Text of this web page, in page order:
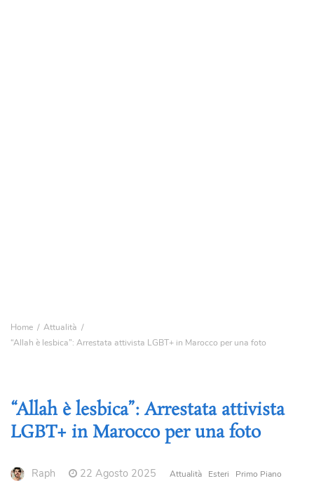
Home
Attualità
“Allah è lesbica”: Arrestata attivista LGBT+ in Marocco per una foto
“Allah è lesbica”: Arrestata attivista
LGBT+ in Marocco per una foto
Raph 22 Agosto 2025 Attualità Esteri Primo Piano